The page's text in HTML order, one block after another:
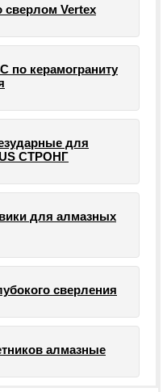
сверлом Vertex
по керамограниту
для
СТРОНГ
для алмазных
сверления
алмазные